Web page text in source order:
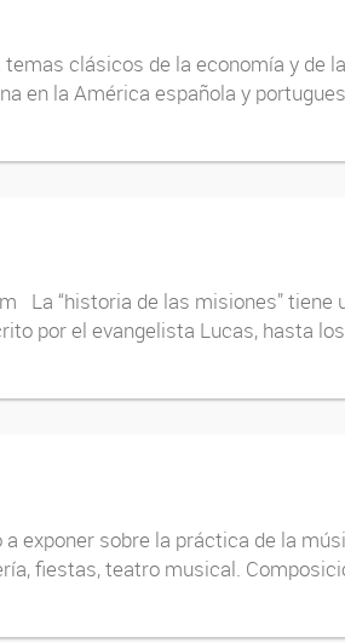
clásicos de la economía y de
en la América española y
La “historia de las misiones” tiene
por el evangelista Lucas, hasta
exponer sobre la práctica de la
fiestas, teatro musical.